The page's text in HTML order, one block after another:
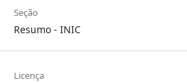
Seção
Resumo - INIC
Licença